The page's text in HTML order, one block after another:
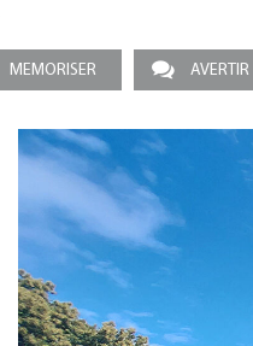
MEMORISER AVERTIR